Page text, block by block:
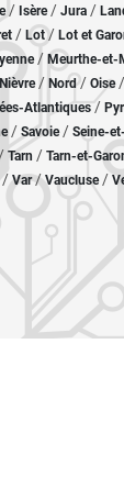
/ Isère/ Jura /
/ Lot/ Lot et
/ Meurthe-et-
Nièvre / Nord/ Oise /
Atlantiques /
/ Savoie/ Seine-
Tarn / Tarn-et-
/Var/Vaucluse/